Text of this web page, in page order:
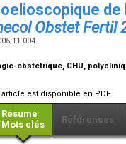
Obstet Fertil
obstétrique, CHU,
est disponible en PDF.
Résumé
Mots clés
Références